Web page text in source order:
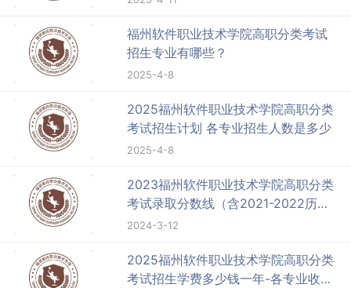
福州软件职业技术学院高职分类考试
招生专业有哪些？
2025-4-8
2025福州软件职业技术学院高职分类
考试招生计划 各专业招生人数是多少
2025-4-8
2023福州软件职业技术学院高职分类
考试录取分数线（含2021-2022历
年）
2024-3-12
2025福州软件职业技术学院高职分类
考试招生学费多少钱一年-各专业收费